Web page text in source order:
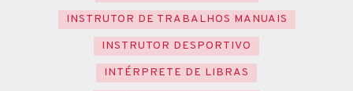
INSTRUTOR DE TRABALHOS MANUAIS
INSTRUTOR DESPORTIVO
INTÉRPRETE DE LIBRAS